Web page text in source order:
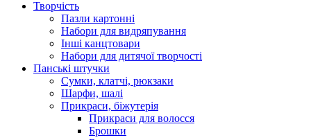
Творчість
Пазли картонні
Набори для видряпування
Інші канцтовари
Набори для дитячої творчості
Панські штучки
Сумки, клатчі, рюкзаки
Шарфи, шалі
Прикраси, біжутерія
Прикраси для волосся
Брошки